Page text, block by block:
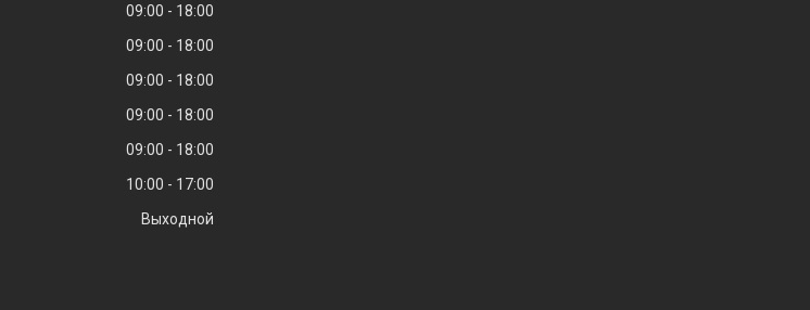
09:00
18:00
09:00
18:00
09:00
18:00
09:00
18:00
09:00
18:00
10:00
17:00
Выходной